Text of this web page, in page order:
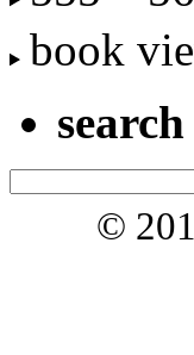
book
search
©